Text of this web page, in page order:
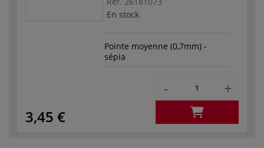
En stock
Pointe moyenne (0,7mm) -
sépia
3,45 €
- +